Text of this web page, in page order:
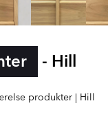
- Hill
produkter | Hill